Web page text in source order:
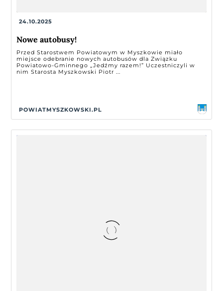
24.10.2025
Nowe autobusy!
Przed Starostwem Powiatowym w Myszkowie miało
miejsce odebranie nowych autobusów dla Związku
Powiatowo-Gminnego „Jedźmy razem!” Uczestniczyli w
nim Starosta Myszkowski Piotr ...
POWIATMYSZKOWSKI.PL